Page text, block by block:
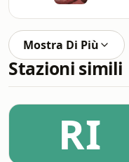
Mostra Di Più
Stazioni simili
RI